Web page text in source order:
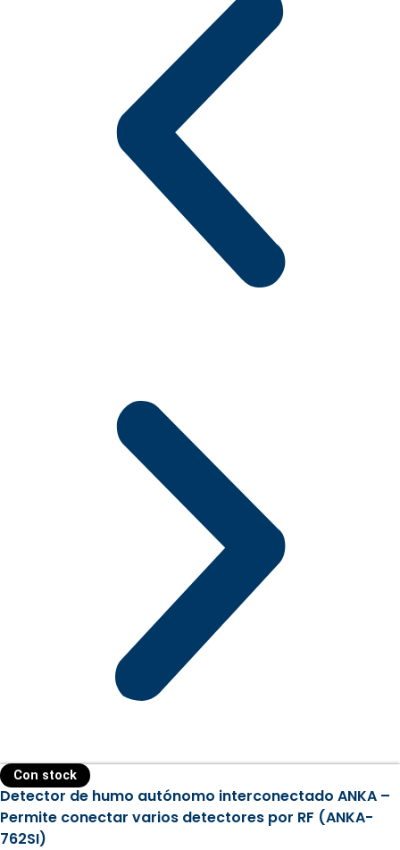
Con stock
Detector de humo autónomo interconectado ANKA –
Permite conectar varios detectores por RF (ANKA-
762SI)